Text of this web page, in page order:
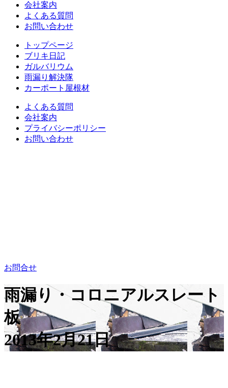
会社案内
よくある質問
お問い合わせ
トップページ
ブリキ日記
ガルバリウム
雨漏り解決隊
カーポート屋根材
よくある質問
会社案内
プライバシーポリシー
お問い合わせ
お問合せ
雨漏り・コロニアルスレート
板
2013年2月21日